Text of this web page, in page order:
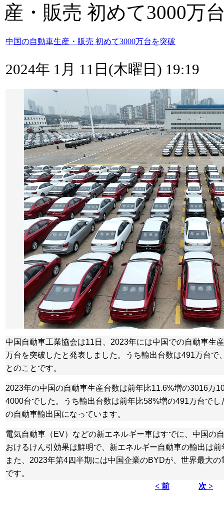
産・販売 初めて3000万
中国の自動車生産・販売 初めて3000万台を突破
2024年 1月 11日(木曜日) 19:19
中国自動車工業協会は11日、2023年には中国での自動車生
万台を突破したと発表しました。うち輸出台数は491万台で
とのことです。
2023年の中国の自動車生産台数は前年比11.6%増の3016万
4000台でした。うち輸出台数は前年比58%増の491万台で
の自動車輸出国になっています。
電気自動車（EV）などの新エネルギー車はすでに、中国の
おけるけん引効果は鮮明で、新エネルギー自動車の輸出は
また、2023年第4四半期には中国企業のBYDが、世界最大
です。
< 前
次 >